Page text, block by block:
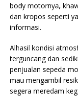
body motornya,
dan kropos seperti
informasi.
Alhasil kondisi
terguncang dan
penjualan sepeda
mau mengambil
segera meredam